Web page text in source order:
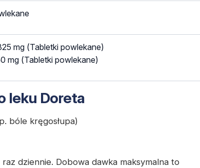
mg (Tabletki powlekane)
mg (Tabletki powlekane)
leku Doreta
bóle kręgosłupa)
dziennie. Dobowa dawka maksymalna to